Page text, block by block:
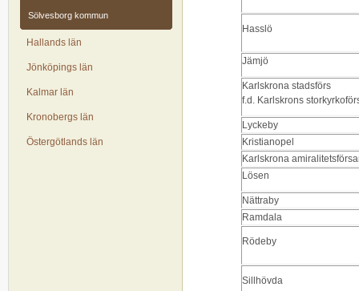
Sölvesborg kommun
Hallands län
Jönköpings län
Kalmar län
Kronobergs län
Östergötlands län
Hasslö
Jämjö
Karlskrona stadsförs
f.d. Karlskrons
Lyckeby
Kristianopel
Karlskrona
Lösen
Nättraby
Ramdala
Rödeby
Sillhövda